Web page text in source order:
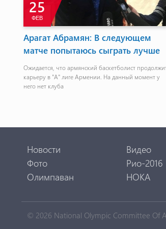
25
ФЕВ
Арагат Абрамян: В следующем
матче попытаюсь сыграть лучше
Ожидается, что армянский баскетболист
карьеру в "А" лиге Армении. На данный момент у
него нет клуба
Новости
Видео
Фото
Рио-2016
Олимпаван
НОКА
© 2026 National Olympic Committee Of